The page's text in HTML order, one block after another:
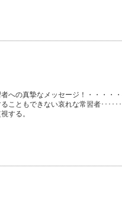
への真摯なメッセージ！・・・・
こともできない哀れな常習者････
する。